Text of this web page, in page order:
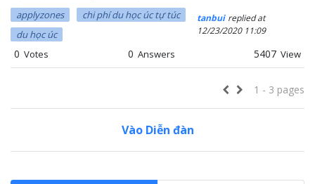
0 Votes 0 Answers 5407 View
applyzones
chi phí du học úc tự túc
du học úc
tanbui replied at
12/23/2020 11:09
1 - 3 pages
Vào Diễn đàn